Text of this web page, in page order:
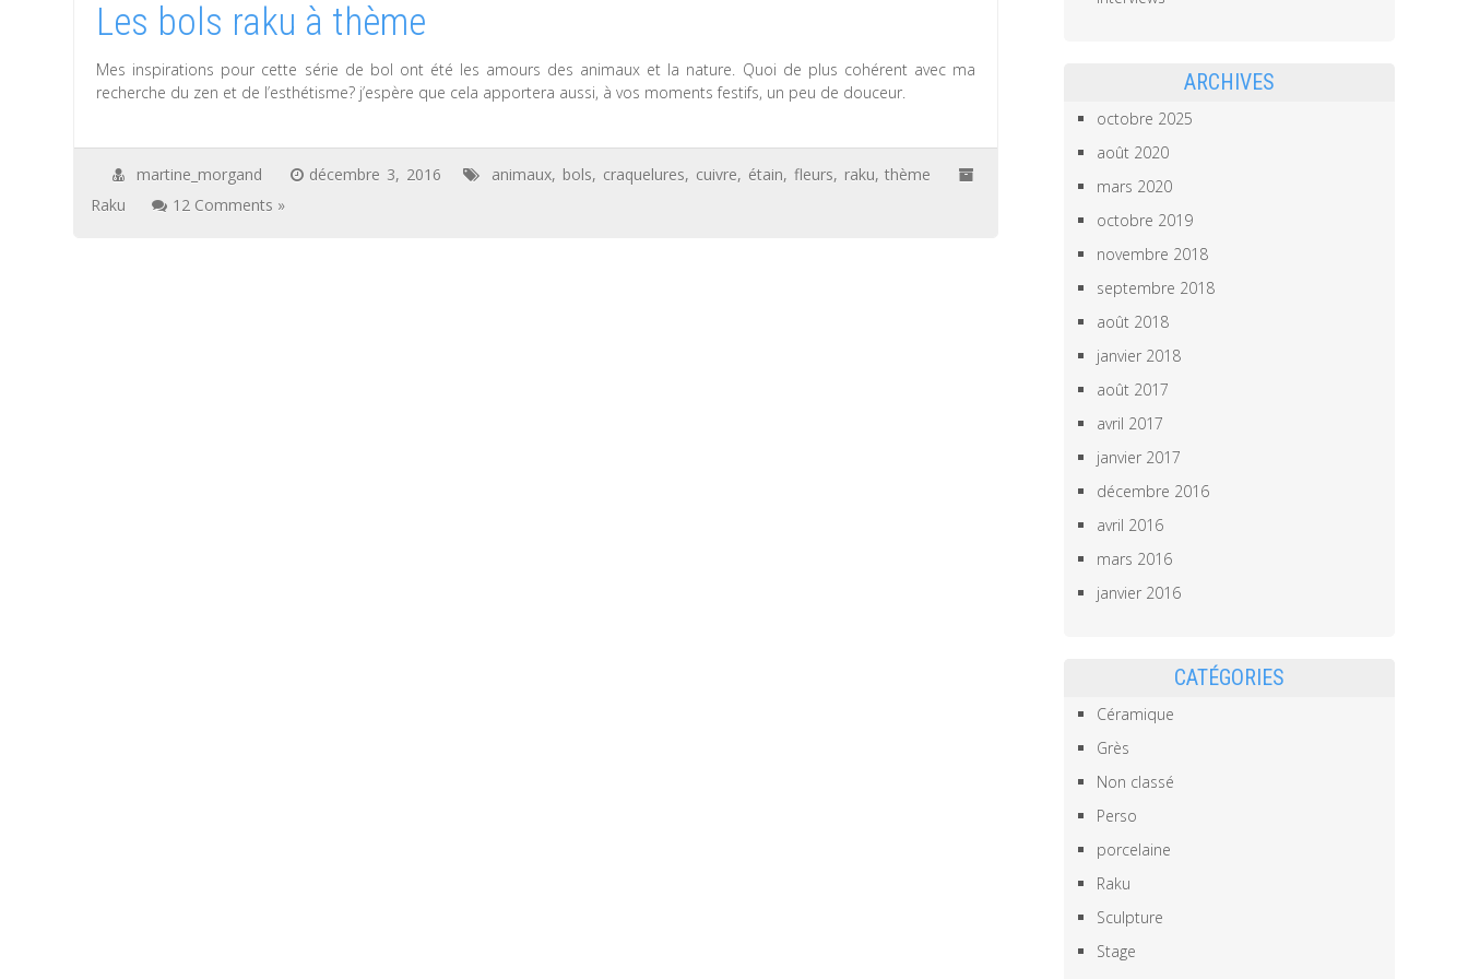
Les bols raku à thème
Mes inspirations pour cette série de bol ont été les amours des animaux et la nature. Quoi de plus cohérent avec ma
recherche du zen et de l’esthétisme? j’espère que cela apportera aussi, à vos moments festifs, un peu de douceur.
martine_morgand décembre 3, 2016 animaux, bols, craquelures, cuivre, étain, fleurs, raku,thème
Raku
12 Comments »
ARCHIVES
octobre 2025
août 2020
mars 2020
octobre 2019
novembre 2018
septembre 2018
août 2018
janvier 2018
août 2017
avril 2017
janvier 2017
décembre 2016
avril 2016
mars 2016
janvier 2016
CATÉGORIES
Céramique
Grès
Non classé
Perso
porcelaine
Raku
Sculpture
Stage